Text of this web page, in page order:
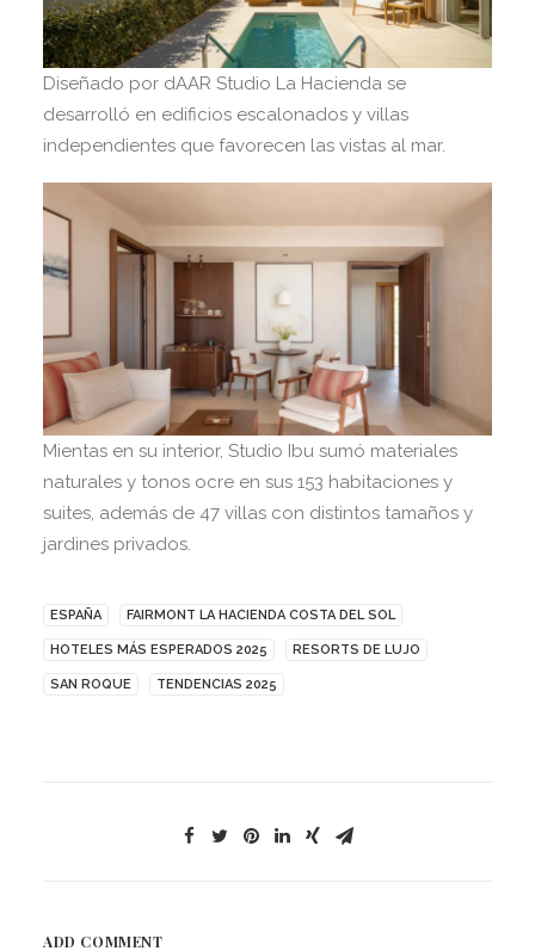
Diseñado por dAAR Studio La Hacienda se
desarrolló en edificios escalonados y villas
independientes que favorecen las vistas al mar.
Mientas en su interior, Studio Ibu sumó materiales
naturales y tonos ocre en sus 153 habitaciones y
suites, además de 47 villas con distintos tamaños y
jardines privados.
ESPAÑA FAIRMONT LA HACIENDA COSTA DEL SOL
HOTELES MÁS ESPERADOS 2025 RESORTS DE LUJO
SAN ROQUE TENDENCIAS 2025
ADD COMMENT